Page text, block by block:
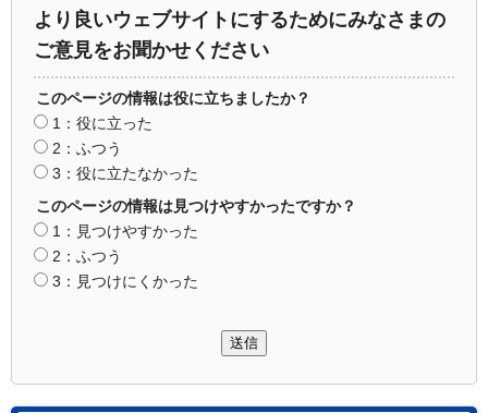
より良いウェブサイトにするためにみなさまの
ご意見をお聞かせください
このページの情報は役に立ちましたか？
1：役に立った
2：ふつう
3：役に立たなかった
このページの情報は見つけやすかったですか？
1：見つけやすかった
2：ふつう
3：見つけにくかった
送信